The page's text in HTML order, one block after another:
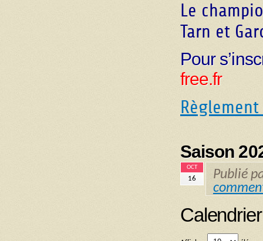
Le
Tarn et
Pour
free.fr
Saison
OCT
16
Publié